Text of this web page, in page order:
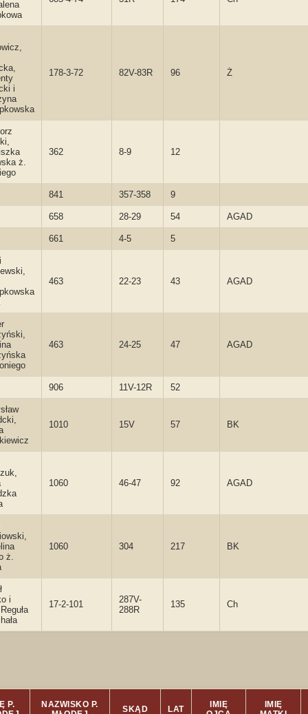
i
178-3-72 82V-83R 96 Ż
ż.
362 8-9 12
841 357-358 9
658 28-29 54 AGAD
661 4-5 5
463 22-23 43 AGAD
463 24-25 47 AGAD
906 11V-12R 52
1010 15V 57 BK
1060 46-47 92 AGAD
ż.
1060 304 217 BK
i
17-2-101
287V-
288R
135 Ch
P.
NAZWISKO P.
SKĄD LAT
IMIĘ
IMIĘ